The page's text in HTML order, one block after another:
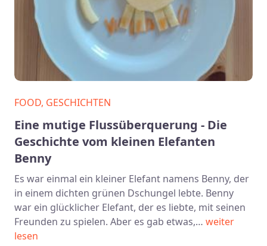
FOOD, GESCHICHTEN
Eine mutige Flussüberquerung - Die
Geschichte vom kleinen Elefanten
Benny
Es war einmal ein kleiner Elefant namens Benny, der
in einem dichten grünen Dschungel lebte. Benny
war ein glücklicher Elefant, der es liebte, mit seinen
Freunden zu spielen. Aber es gab etwas,… weiter
lesen